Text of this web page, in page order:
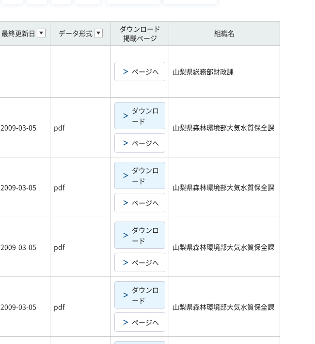
最終更新日 データ形式
ダウンロード
掲載ページ
組織名
ページへ 山梨県総務部財政課
2009-03-05 pdf
ダウンロ
ード
ページへ
山梨県森林環境部大気水質保全課
2009-03-05 pdf
ダウンロ
ード
ページへ
山梨県森林環境部大気水質保全課
2009-03-05 pdf
ダウンロ
ード
ページへ
山梨県森林環境部大気水質保全課
2009-03-05 pdf
ダウンロ
ード
ページへ
山梨県森林環境部大気水質保全課